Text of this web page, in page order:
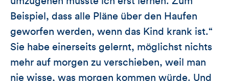
Beispiel, dass alle Pläne über den Haufen
geworfen werden, wenn das Kind krank ist.“
Sie habe einerseits gelernt, möglichst nichts
mehr auf morgen zu verschieben, weil man
nie wisse, was morgen kommen würde. Und